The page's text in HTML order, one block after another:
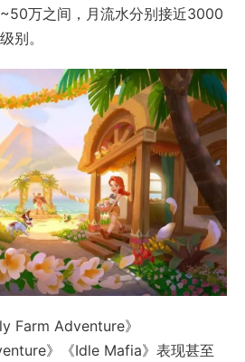
万之间，月流水分别接近3000
别。
Farm Adventure》
》《Idle Mafia》表现甚至